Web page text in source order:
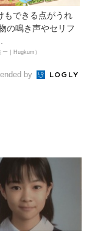
もできる点がうれ
の鳴き声やセリフ
｜Hugkum）
by